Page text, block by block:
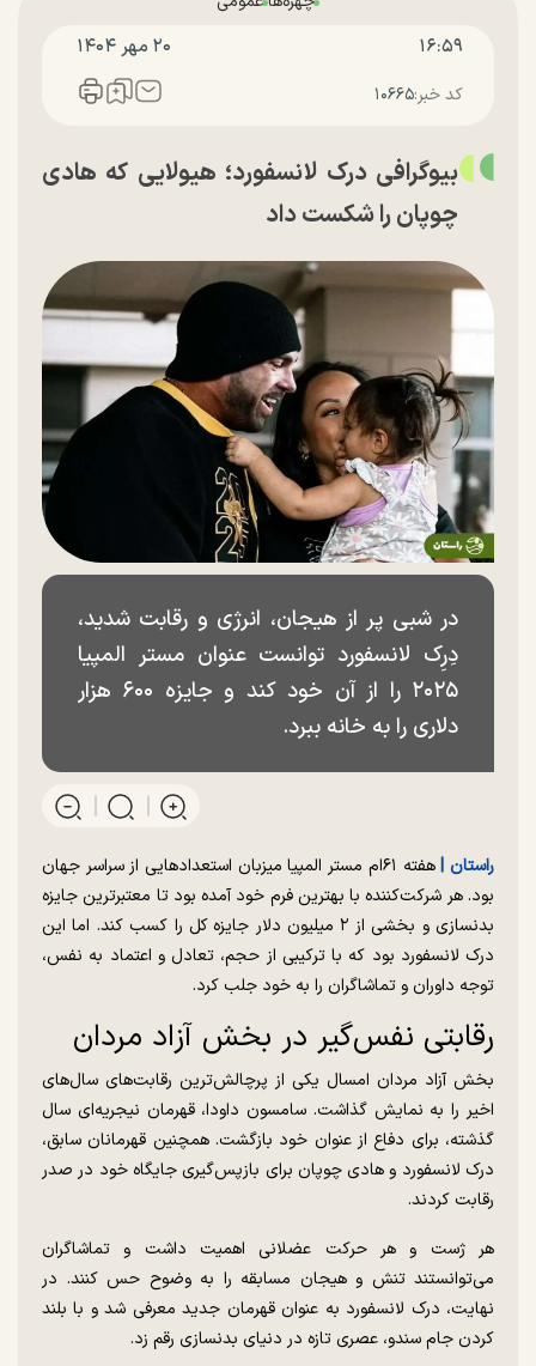
۱۶:۵۹ ۲۰ مهر ۱۴۰۴
کد خبر:۱۰۶۶۵
بیوگرافی درک لانسفورد؛ هیولایی که هادی
چوپان را شکست داد
در شبی پر از هیجان، انرژی و رقابت شدید،
دِرِک لانسفورد توانست عنوان مستر المپیا
۲۰۲۵ را از آن خود کند و جایزه ۶۰۰ هزار
دلاری را به خانه ببرد.
راستان |
هفته ۶۱ام مستر المپیا میزبان استعدادهایی از سراسر جهان
بود. هر شرکت‌کننده با بهترین فرم خود آمده بود تا معتبرترین جایزه
بدنسازی و بخشی از ۲ میلیون دلار جایزه کل را کسب کند. اما این
درک لانسفورد بود که با ترکیبی از حجم، تعادل و اعتماد به نفس،
توجه داوران و تماشاگران را به خود جلب کرد.
رقابتی نفس‌گیر در بخش آزاد مردان
بخش آزاد مردان امسال یکی از پرچالش‌ترین رقابت‌های سال‌های
اخیر را به نمایش گذاشت. سامسون داودا، قهرمان نیجریه‌ای سال
گذشته، برای دفاع از عنوان خود بازگشت. همچنین قهرمانان سابق،
درک لانسفورد و هادی چوپان برای بازپس‌گیری جایگاه خود در صدر
رقابت کردند.
هر ژست و هر حرکت عضلانی اهمیت داشت و تماشاگران
می‌توانستند تنش و هیجان مسابقه را به وضوح حس کنند. در
نهایت، درک لانسفورد به عنوان قهرمان جدید معرفی شد و با بلند
کردن جام سندو، عصری تازه در دنیای بدنسازی رقم زد.